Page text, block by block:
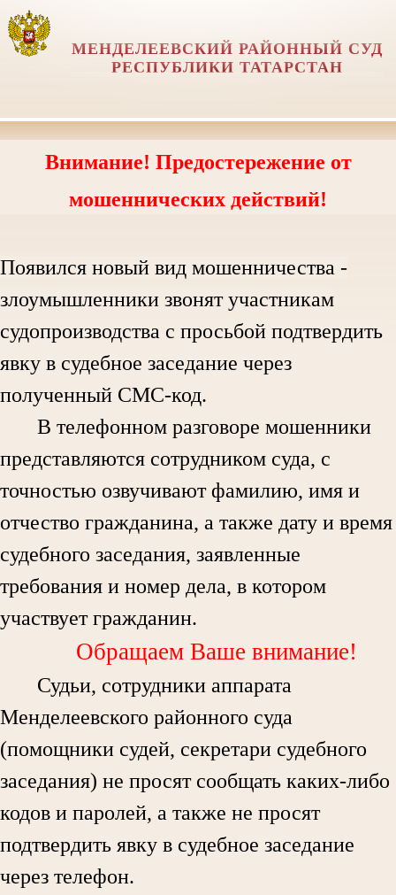
МЕНДЕЛЕЕВСКИЙ РАЙОННЫЙ СУД
РЕСПУБЛИКИ ТАТАРСТАН
Внимание! Предостережение от
мошеннических действий!
Появился новый вид мошенничества -
злоумышленники звонят участникам
судопроизводства с просьбой подтвердить
явку в судебное заседание через
полученный СМС-код.
В телефонном разговоре мошенники
представляются сотрудником суда, с
точностью озвучивают фамилию, имя и
отчество гражданина, а также дату и время
судебного заседания, заявленные
требования и номер дела, в котором
участвует гражданин.
Обращаем Ваше внимание!
Судьи, сотрудники аппарата
Менделеевского районного суда
(помощники судей, секретари судебного
заседания) не просят сообщать каких-либо
кодов и паролей, а также не просят
подтвердить явку в судебное заседание
через телефон.